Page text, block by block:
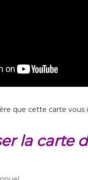
que cette carte
la carte